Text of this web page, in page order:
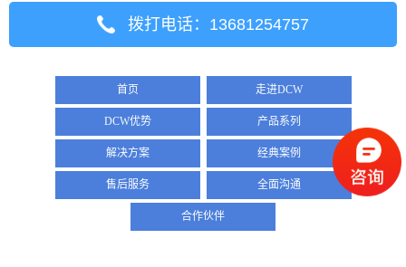
拨打电话：13681254757
首页 走进DCW
DCW优势 产品系列
解决方案 经典案例
售后服务 全面沟通
合作伙伴